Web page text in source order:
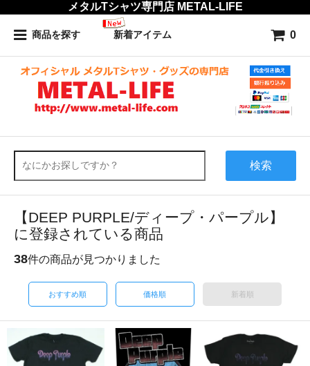
メタルTシャツ専門店 METAL-LIFE
商品を探す 新着アイテム 0
検索
【DEEP PURPLE/ディープ・パープル】
に登録されている商品
38件の商品が見つかりました
おすすめ順 価格順 新着順